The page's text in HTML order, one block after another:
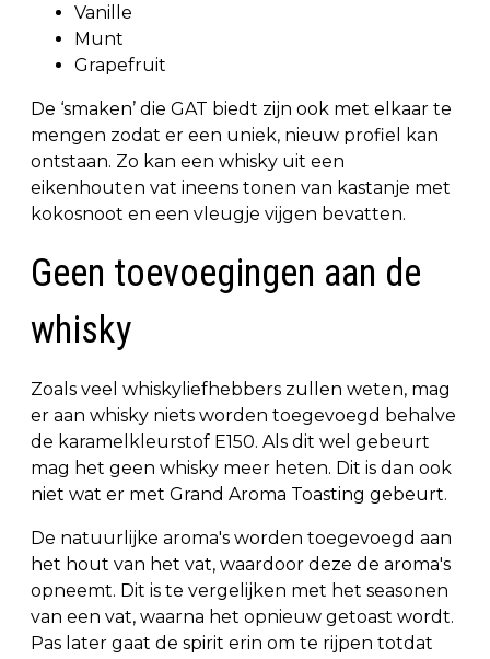
Vanille
Munt
Grapefruit
De ‘smaken’ die GAT biedt zijn ook met elkaar te
mengen zodat er een uniek, nieuw profiel kan
ontstaan. Zo kan een whisky uit een
eikenhouten vat ineens tonen van kastanje met
kokosnoot en een vleugje vijgen bevatten.
Geen toevoegingen aan de
whisky
Zoals veel whiskyliefhebbers zullen weten, mag
er aan whisky niets worden toegevoegd behalve
de karamelkleurstof E150. Als dit wel gebeurt
mag het geen whisky meer heten. Dit is dan ook
niet wat er met Grand Aroma Toasting gebeurt.
De natuurlijke aroma's worden toegevoegd aan
het hout van het vat, waardoor deze de aroma's
opneemt. Dit is te vergelijken met het seasonen
van een vat, waarna het opnieuw getoast wordt.
Pas later gaat de spirit erin om te rijpen totdat